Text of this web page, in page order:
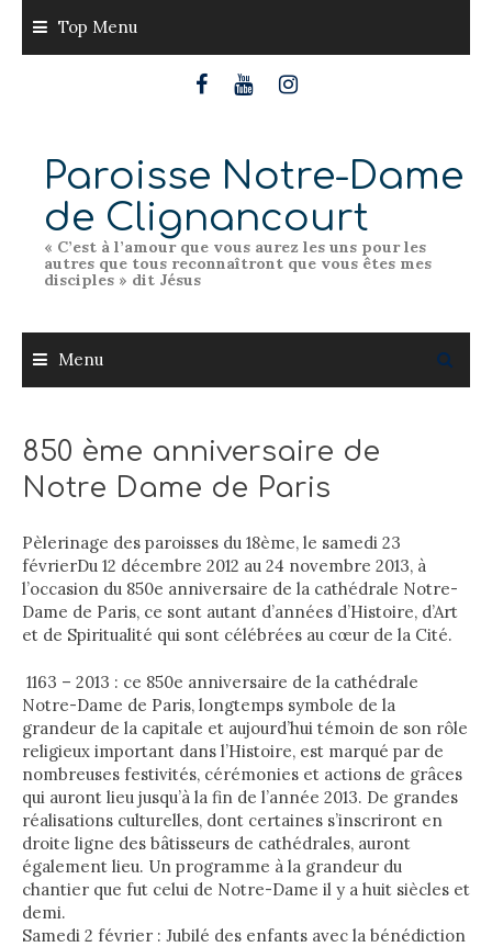
content
Top Menu
Paroisse Notre-Dame
de Clignancourt
« C’est à l’amour que vous aurez les uns pour les
autres que tous reconnaîtront que vous êtes mes
disciples » dit Jésus
Menu
850 ème anniversaire de
Notre Dame de Paris
Pèlerinage des paroisses du 18ème, le samedi 23
févrierDu 12 décembre 2012 au 24 novembre 2013, à
l’occasion du 850e anniversaire de la cathédrale Notre-
Dame de Paris, ce sont autant d’années d’Histoire, d’Art
et de Spiritualité qui sont célébrées au cœur de la Cité.
1163 – 2013 : ce 850e anniversaire de la cathédrale
Notre-Dame de Paris, longtemps symbole de la
grandeur de la capitale et aujourd’hui témoin de son rôle
religieux important dans l’Histoire, est marqué par de
nombreuses festivités, cérémonies et actions de grâces
qui auront lieu jusqu’à la fin de l’année 2013. De grandes
réalisations culturelles, dont certaines s’inscriront en
droite ligne des bâtisseurs de cathédrales, auront
également lieu. Un programme à la grandeur du
chantier que fut celui de Notre-Dame il y a huit siècles et
demi.
Samedi 2 février : Jubilé des enfants avec la bénédiction